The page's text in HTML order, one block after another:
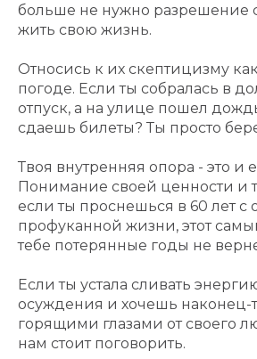
больше не нужно разрешение
жить свою жизнь.
Относись к их скептицизму
погоде. Если ты собралась в
отпуск, а на улице пошел
сдаешь билеты? Ты просто
Твоя внутренняя опора - это и
Понимание своей ценности и
если ты проснешься в 60 лет
профуканной жизни, этот
тебе потерянные годы не
Если ты устала сливать
осуждения и хочешь наконец-
горящими глазами от своего
нам стоит поговорить.